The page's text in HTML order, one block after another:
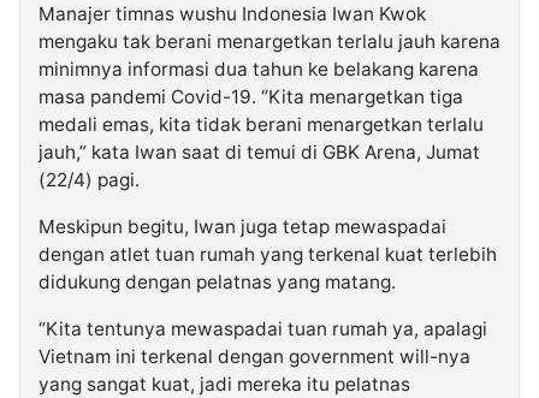
Manajer timnas wushu Indonesia Iwan Kwok
mengaku tak berani menargetkan terlalu jauh karena
minimnya informasi dua tahun ke belakang karena
masa pandemi Covid-19. “Kita menargetkan tiga
medali emas, kita tidak berani menargetkan terlalu
jauh,” kata Iwan saat di temui di GBK Arena, Jumat
(22/4) pagi.
Meskipun begitu, Iwan juga tetap mewaspadai
dengan atlet tuan rumah yang terkenal kuat terlebih
didukung dengan pelatnas yang matang.
“Kita tentunya mewaspadai tuan rumah ya, apalagi
Vietnam ini terkenal dengan government will-nya
yang sangat kuat, jadi mereka itu pelatnas